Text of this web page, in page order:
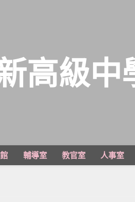
高級中
輔導室 教官室 人事室